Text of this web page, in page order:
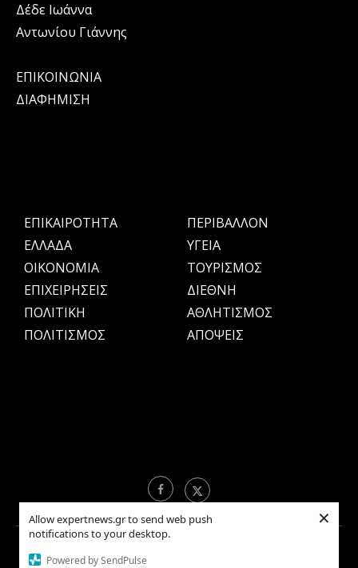
Allow expertnews.gr to send web push
notifications to your desktop.
Powered by SendPulse
×
Δέδε Ιωάννα
Αντωνίου Γιάννης
ΕΠΙΚΟΙΝΩΝΙΑ
ΔΙΑΦΗΜΙΣΗ
ΕΠΙΚΑΙΡΟΤΗΤΑ
ΕΛΛΑΔΑ
OIKONOMIA
ΕΠΙΧΕΙΡΗΣΕΙΣ
ΠΟΛΙΤΙΚΗ
ΠΟΛΙΤΙΣΜΟΣ
ΠΕΡΙΒΑΛΛΟΝ
ΥΓΕΙΑ
ΤΟΥΡΙΣΜΟΣ
ΔΙΕΘΝΗ
ΑΘΛΗΤΙΣΜΟΣ
ΑΠΟΨΕΙΣ